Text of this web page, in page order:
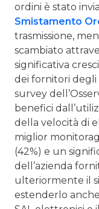
ordini è stato
Smistamento
trasmissione,
scambiato
significativa
dei fornitori degli
survey
benefici
della velocità di
miglior
(42%) e un
dell’azienda
ulteriormente il
estenderlo